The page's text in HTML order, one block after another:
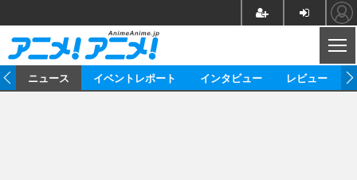
ニュース イベントレポート インタビュー レビュー